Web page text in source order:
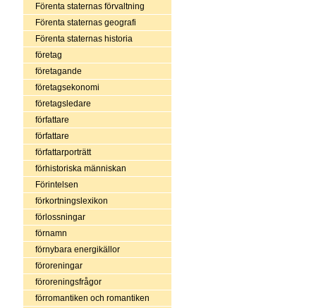
Förenta staternas förvaltning
Förenta staternas geografi
Förenta staternas historia
företag
företagande
företagsekonomi
företagsledare
författare
författare
författarporträtt
förhistoriska människan
Förintelsen
förkortningslexikon
förlossningar
förnamn
förnybara energikällor
föroreningar
föroreningsfrågor
förromantiken och romantiken